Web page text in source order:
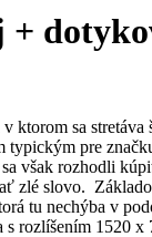
ktorom sa stretáva
typickým pre
však rozhodli
zlé slovo.
tu nechýba v
rozlíšením 1520 x